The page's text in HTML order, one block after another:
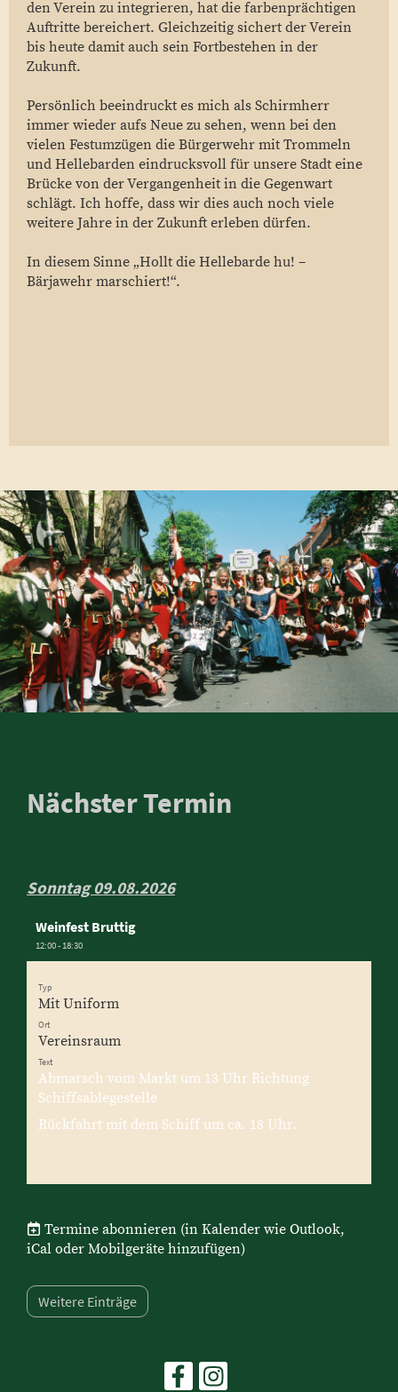
den Verein zu integrieren, hat die farbenprächtigen
Auftritte bereichert. Gleichzeitig sichert der Verein
bis heute damit auch sein Fortbestehen in der
Zukunft.
Persönlich beeindruckt es mich als Schirmherr
immer wieder aufs Neue zu sehen, wenn bei den
vielen Festumzügen die Bürgerwehr mit Trommeln
und Hellebarden eindrucksvoll für unsere Stadt eine
Brücke von der Vergangenheit in die Gegenwart
schlägt. Ich hoffe, dass wir dies auch noch viele
weitere Jahre in der Zukunft erleben dürfen.
In diesem Sinne „Hollt die Hellebarde hu! –
Bärjawehr marschiert!“.
Nächster Termin
Sonntag 09.08.2026
Weinfest Bruttig
12:00 - 18:30
Typ
Mit Uniform
Ort
Vereinsraum
Text
Abmarsch vom Markt um 13 Uhr Richtung
Schiffsablegestelle
Rückfahrt mit dem Schiff um ca. 18 Uhr.
Termine abonnieren (in Kalender wie Outlook,
iCal oder Mobilgeräte hinzufügen)
Weitere Einträge